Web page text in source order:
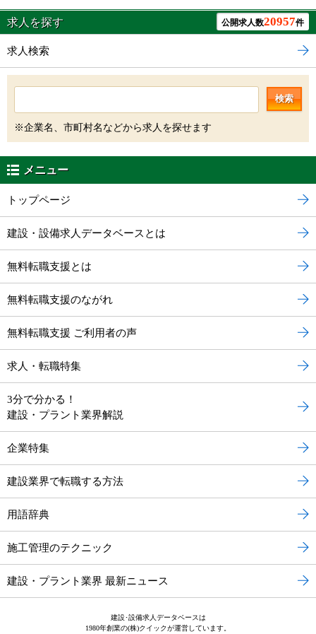
求人を探す 公開求人数20957件
求人検索
検索
※企業名、市町村名などから求人を探せます
メニュー
トップページ
建設・設備求人データベースとは
無料転職支援とは
無料転職支援のながれ
無料転職支援 ご利用者の声
求人・転職特集
3分で分かる！
建設・プラント業界解説
企業特集
建設業界で転職する方法
用語辞典
施工管理のテクニック
建設・プラント業界 最新ニュース
建設･設備求人データベースは
1980年創業の(株)クイックが運営しています。